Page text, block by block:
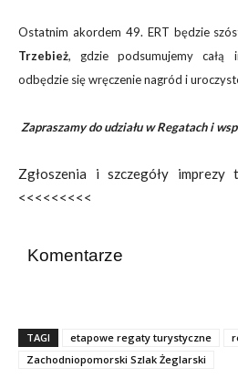
Ostatnim akordem 49. ERT będzie
Trzebież, gdzie podsumujemy całą
odbędzie się wręczenie nagród i
Zapraszamy do udziału w Regatach i
Zgłoszenia i szczegóły imprezy
<<<<<<<<<
Komentarze
TAGI etapowe regaty turystyczne
Zachodniopomorski Szlak Żeglarski